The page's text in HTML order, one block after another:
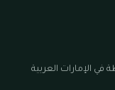
الإمارات العربية